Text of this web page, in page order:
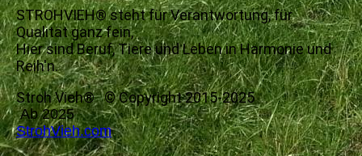
STROHVIEH® steht für Verantwortung, für
Qualität ganz fein,
Hier sind Beruf, Tiere und Leben in Harmonie und
Reih'n.
Stroh Vieh® © Copyright 2015-2025
Ab 2025
StrohVieh.com